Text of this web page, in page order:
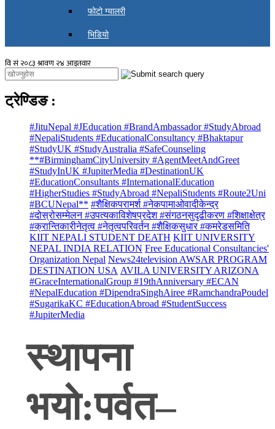
फोटो ग्यालरी
भिडियो
ट्रेण्डिङ :
#JituNepal #JEducation #BrandAmbassador #StudyAbroad
#NepaliStudents #EducationalConsultancy #Bhaktapur
#StudyUK #StudyAustralia #SafeCounseling
**#BirminghamCityUniversity #AgentMeetAndGreet
#StudyInUK #JupiterMedia #DestinationUK
#EducationConsultants #InternationalEducation
#HigherStudies #StudyAbroad #NepaliStudents #Route2Uni
#BCUNepal** #शैक्षिकपरामर्श #नेकपामाओवादीकेन्द्र
#दोस्रोसम्मेलन #उपत्यकाविशेषप्रदेश #संगठनसुदृढीकरण #शिक्षाक्षेत्र
#क्रान्तिकारीनेतृत्व #नेतृत्वपरिवर्तन #शैक्षिकसुधार #कमरेडसमिति
KIIT NEPALI STUDENT DEATH KIIT UNIVERSITY
NEPAL INDIA RELATION Free Educational Consultancies'
Organization Nepal News24television AWSAR PROGRAM
DESTINATION USA AVILA UNIVERSITY ARIZONA
#GraceInternationalGroup #19thAnniversary #ECAN
#NepalEducation #DipendraSinghAiree #RamchandraPoudel
#SugarikaKC #EducationAbroad #StudentSuccess
#JupiterMedia
स्थापना
भयो:पर्वत–